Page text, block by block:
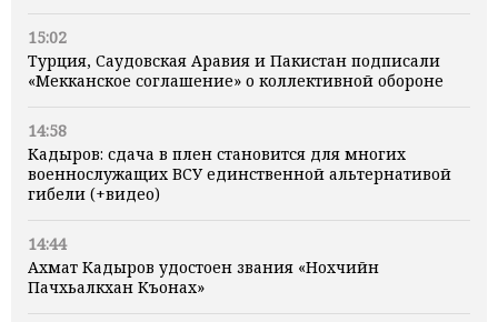
15:02
Турция, Саудовская Аравия и Пакистан подписали
«Мекканское соглашение» о коллективной обороне
14:58
Кадыров: сдача в плен становится для многих
военнослужащих ВСУ единственной альтернативой
гибели (+видео)
14:44
Ахмат Кадыров удостоен звания «Нохчийн
Пачхьалкхан Къонах»